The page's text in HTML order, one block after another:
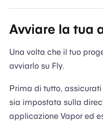
Avviare la tua
Una volta che il tuo
avviarlo su Fly.
Prima di tutto,
sia impostata sulla
applicazione Vapor ed